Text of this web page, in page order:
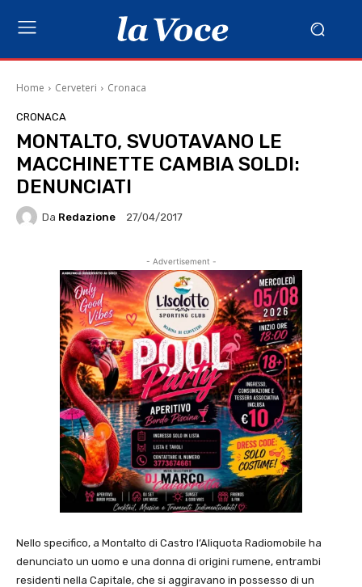
Home Cerveteri Cronaca
CRONACA
MONTALTO, SVUOTAVANO LE
MACCHINETTE CAMBIA SOLDI:
DENUNCIATI
Da Redazione 27/04/2017
- Advertisement -
Nello specifico, a Montalto di Castro l’Aliquota Radiomobile ha
denunciato un uomo e una donna di origini rumene, entrambi
residenti nella Capitale, che si aggiravano in possesso di un